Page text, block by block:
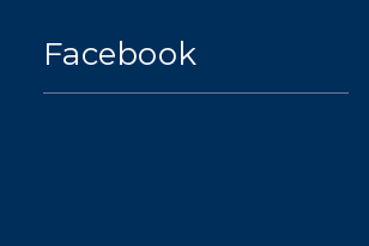
Facebook